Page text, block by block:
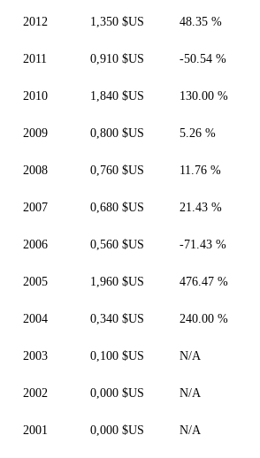
2012 1,350 $US 48.35 %
2011 0,910 $US -50.54 %
2010 1,840 $US 130.00 %
2009 0,800 $US 5.26 %
2008 0,760 $US 11.76 %
2007 0,680 $US 21.43 %
2006 0,560 $US -71.43 %
2005 1,960 $US 476.47 %
2004 0,340 $US 240.00 %
2003 0,100 $US N/A
2002 0,000 $US N/A
2001 0,000 $US N/A